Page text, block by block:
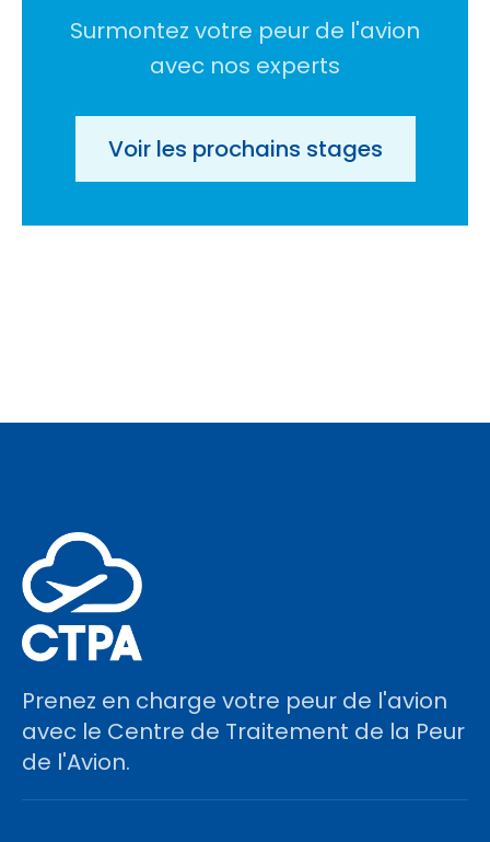
Surmontez votre peur de l'avion
avec nos experts
Voir les prochains stages
Prenez en charge votre peur de l'avion
avec le Centre de Traitement de la Peur
de l'Avion.